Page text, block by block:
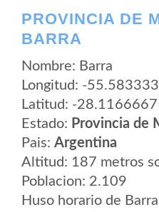
PROVINCIA DE
BARRA
Nombre: Barra
Longitud: -
Latitud: -28.1166667
Estado: Provincia de
Pais: Argentina
Altitud: 187 metros
Poblacion: 2.109
Huso horario de Barra